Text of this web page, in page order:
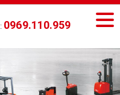
0969.110.959